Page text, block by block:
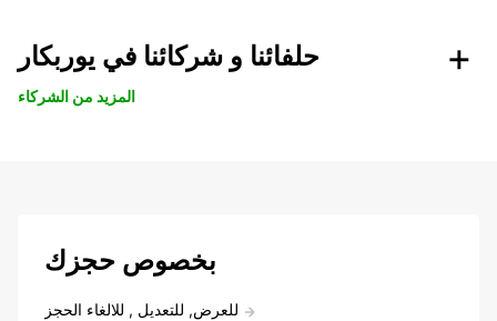
حلفائنا و شركائنا في يوربكار
المزيد من الشركاء
بخصوص حجزك
للعرض, للتعديل , للالغاء الحجز